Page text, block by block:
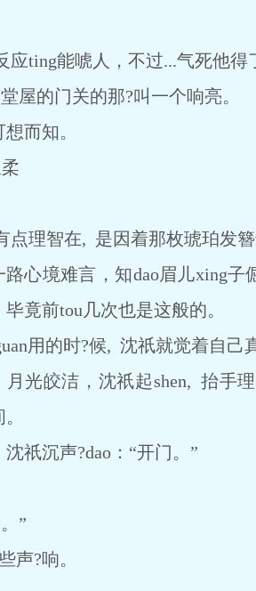
ting能唬人，不过...气死他得
的门关的那?叫一个响亮。
而知。
理智在, 是因着那枚琥珀发簪
境难言，知dao眉儿xing子
竟前tou几次也是这般的。
用的时?候, 沈祇就觉着自己真
皎洁，沈祇起shen, 抬手理
沉声?dao：“开门。”
”
?响。